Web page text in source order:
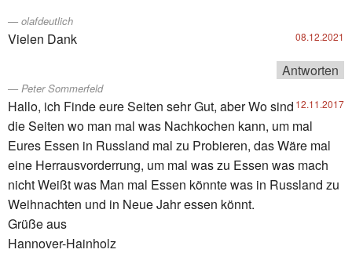
olafdeutlich
08.12.2021
Vielen Dank
Antworten
Peter Sommerfeld
12.11.2017
Hallo, ich Finde eure Seiten sehr Gut, aber Wo sind
die Seiten wo man mal was Nachkochen kann, um mal
Eures Essen in Russland mal zu Probieren, das Wäre mal
eine Herrausvorderrung, um mal was zu Essen was mach
nicht Weißt was Man mal Essen könnte was in Russland zu
Weihnachten und in Neue Jahr essen könnt.
Grüße aus
Hannover-Hainholz